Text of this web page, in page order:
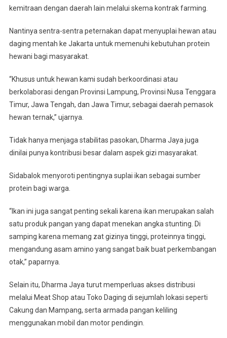
kemitraan dengan daerah lain melalui skema kontrak farming.
Nantinya sentra-sentra peternakan dapat menyuplai hewan atau
daging mentah ke Jakarta untuk memenuhi kebutuhan protein
hewani bagi masyarakat.
“Khusus untuk hewan kami sudah berkoordinasi atau
berkolaborasi dengan Provinsi Lampung, Provinsi Nusa Tenggara
Timur, Jawa Tengah, dan Jawa Timur, sebagai daerah pemasok
hewan ternak,” ujarnya.
Tidak hanya menjaga stabilitas pasokan, Dharma Jaya juga
dinilai punya kontribusi besar dalam aspek gizi masyarakat.
Sidabalok menyoroti pentingnya suplai ikan sebagai sumber
protein bagi warga.
“Ikan ini juga sangat penting sekali karena ikan merupakan salah
satu produk pangan yang dapat menekan angka stunting. Di
samping karena memang zat gizinya tinggi, proteinnya tinggi,
mengandung asam amino yang sangat baik buat perkembangan
otak,” paparnya.
Selain itu, Dharma Jaya turut memperluas akses distribusi
melalui Meat Shop atau Toko Daging di sejumlah lokasi seperti
Cakung dan Mampang, serta armada pangan keliling
menggunakan mobil dan motor pendingin.